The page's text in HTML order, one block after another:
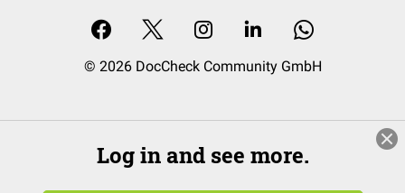
© 2026 DocCheck Community GmbH
Log in and see more.